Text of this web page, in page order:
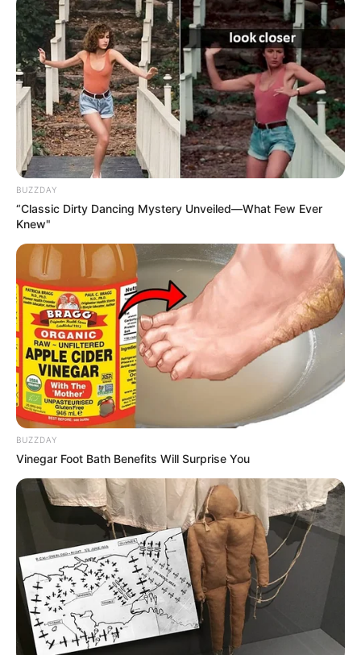
BUZZDAY
“Classic Dirty Dancing Mystery Unveiled—What Few Ever
Knew"
BUZZDAY
Vinegar Foot Bath Benefits Will Surprise You